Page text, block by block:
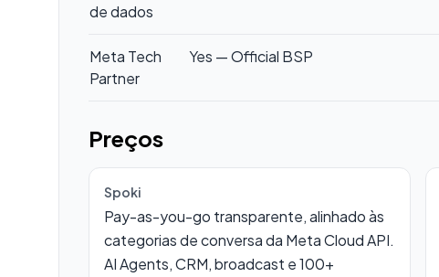
de dados
Meta Tech
Partner
Yes — Official BSP
Preços
Spoki
Pay-as-you-go transparente, alinhado às
categorias de conversa da Meta Cloud API.
AI Agents, CRM, broadcast e 100+